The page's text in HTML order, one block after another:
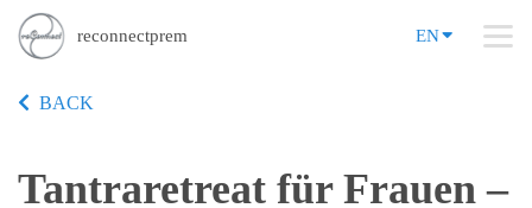
reconnectprem EN
BACK
Tantraretreat für Frauen –